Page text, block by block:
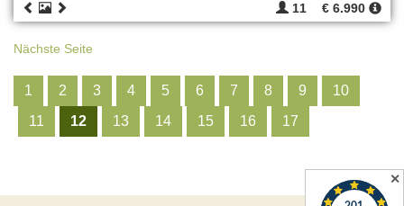
11 € 6.990
Nächste Seite
1 2 3 4 5 6 7 8 9
10
11
12 13 14 15 16 17
✕